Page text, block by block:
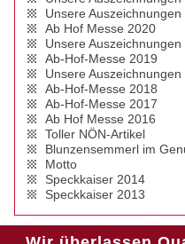
Unsere Auszeichnungen
Ab Hof Messe 2020
Unsere Auszeichnungen
Ab-Hof-Messe 2019
Unsere Auszeichnungen
Ab-Hof-Messe 2018
Ab-Hof-Messe 2017
Ab Hof Messe 2016
Toller NÖN-Artikel
Blunzensemmerl im
Motto
Speckkaiser 2014
Speckkaiser 2013